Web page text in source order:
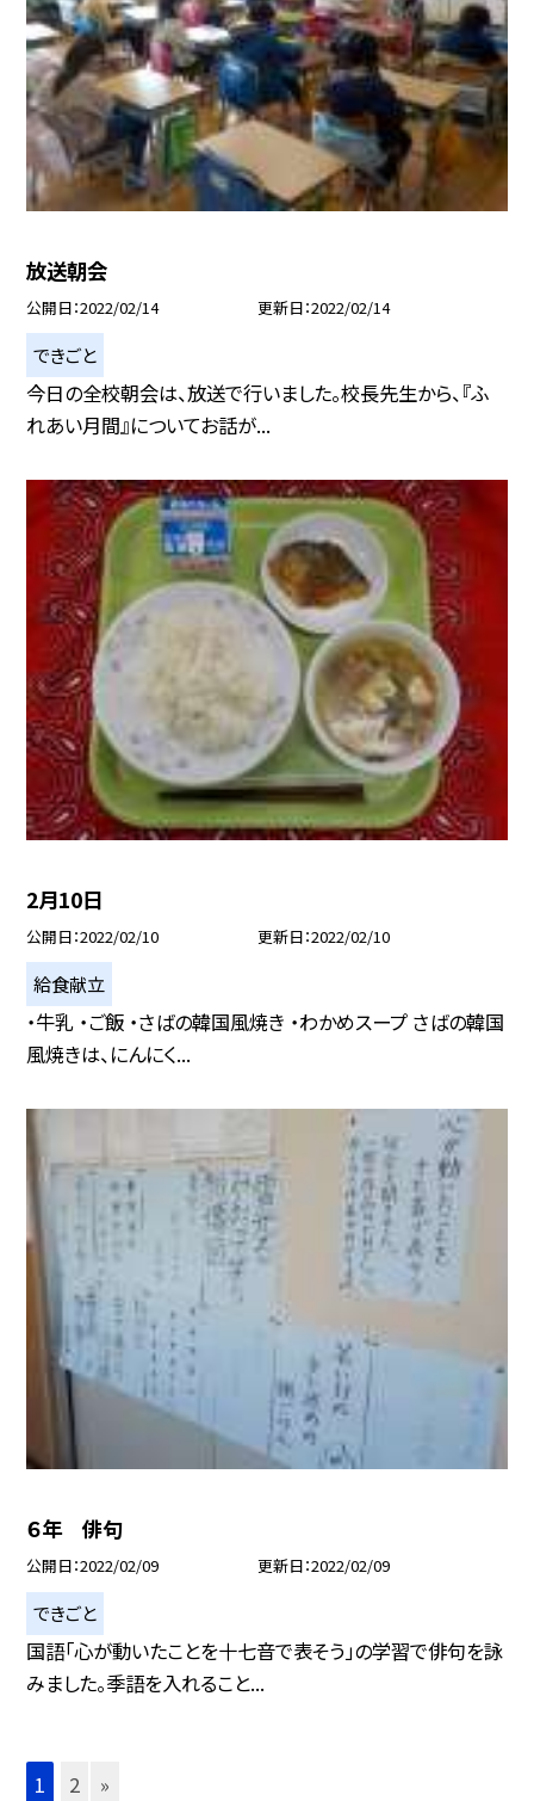
放送朝会
公開日 2022/02/14 更新日 2022/02/14
できごと
今日の全校朝会は、放送で行いました。校長先生から、『ふ
れあい月間』についてお話が...
2月10日
公開日 2022/02/10 更新日 2022/02/10
給食献立
・牛乳 ・ご飯 ・さばの韓国風焼き ・わかめスープ さばの韓国
風焼きは、にんにく...
６年 俳句
公開日 2022/02/09 更新日 2022/02/09
できごと
国語「心が動いたことを十七音で表そう」の学習で俳句を詠
みました。季語を入れること...
1 2 »